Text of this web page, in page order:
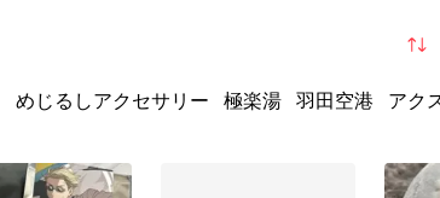
並
めじるしアクセサリー 極楽湯 羽田空港
アク